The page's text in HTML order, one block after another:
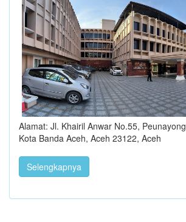
Alamat: Jl. Khairil Anwar No.55,
Kota Banda Aceh, Aceh 23122, Aceh
Selengkapnya